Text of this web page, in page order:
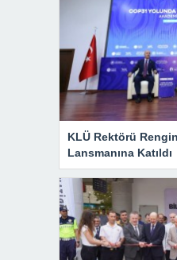
KLÜ Rektörü
Lansmanına Katıldı